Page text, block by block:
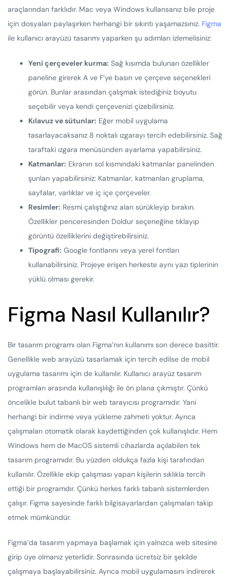
araçlarından farklıdır. Mac veya Windows kullansanız bile proje
için dosyaları paylaşırken herhangi bir sıkıntı yaşamazsınız. Figma
ile kullanıcı arayüzü tasarımı yaparken şu adımları izlemelisiniz:
Yeni çerçeveler kurma: Sağ kısımda bulunan özellikler
paneline girerek A ve F’ye basın ve çerçeve seçenekleri
görün. Bunlar arasından çalışmak istediğiniz boyutu
seçebilir veya kendi çerçevenizi çizebilirsiniz.
Kılavuz ve sütunlar: Eğer mobil uygulama
tasarlayacaksanız 8 noktalı ızgarayı tercih edebilirsiniz. Sağ
taraftaki ızgara menüsünden ayarlama yapabilirsiniz.
Katmanlar: Ekranın sol kısmındaki katmanlar panelinden
şunları yapabilirsiniz: Katmanlar, katmanları gruplama,
sayfalar, varlıklar ve iç içe çerçeveler.
Resimler: Resmi çalıştığınız alan sürükleyip bırakın.
Özellikler penceresinden Doldur seçeneğine tıklayıp
görüntü özelliklerini değiştirebilirsiniz.
Tipografi: Google fontlarını veya yerel fontları
kullanabilirsiniz. Projeye erişen herkeste aynı yazı tiplerinin
yüklü olması gerekir.
Figma Nasıl Kullanılır?
Bir tasarım programı olan Figma’nın kullanımı son derece basittir.
Genellikle web arayüzü tasarlamak için tercih edilse de mobil
uygulama tasarımı için de kullanılır. Kullanıcı arayüz tasarım
programları arasında kullanışlılığı ile ön plana çıkmıştır. Çünkü
öncelikle bulut tabanlı bir web tarayıcısı programıdır. Yani
herhangi bir indirme veya yükleme zahmeti yoktur. Ayrıca
çalışmaları otomatik olarak kaydettiğinden çok kullanışlıdır. Hem
Windows hem de MacOS sistemli cihazlarda açılabilen tek
tasarım programıdır. Bu yüzden oldukça fazla kişi tarafından
kullanılır. Özellikle ekip çalışması yapan kişilerin sıklıkla tercih
ettiği bir programdır. Çünkü herkes farklı tabanlı sistemlerden
çalışır. Figma sayesinde farklı bilgisayarlardan çalışmaları takip
etmek mümkündür.
Figma’da tasarım yapmaya başlamak için yalnızca web sitesine
girip üye olmanız yeterlidir. Sonrasında ücretsiz bir şekilde
çalışmaya başlayabilirsiniz. Ayrıca mobil uygulamasını indirerek